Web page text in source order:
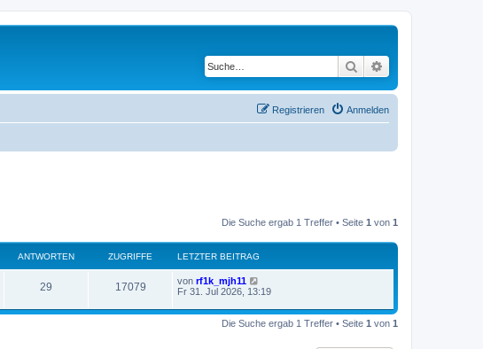
Suche
Anmelden
Registrieren
Die Suche ergab 1 Treffer • Seite 1 von 1
ANTWORTEN ZUGRIFFE LETZTER BEITRAG
29 17079 von rf1k_mjh11
Fr 31. Jul 2026, 13:19
Die Suche ergab 1 Treffer • Seite 1 von 1